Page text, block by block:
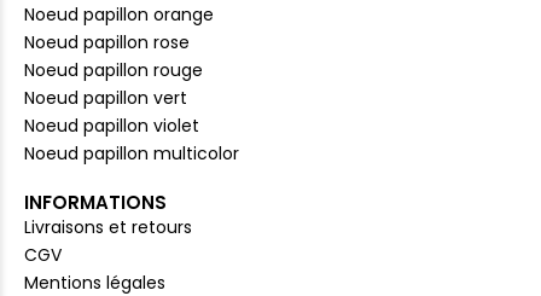
Noeud papillon orange
Noeud papillon rose
Noeud papillon rouge
Noeud papillon vert
Noeud papillon violet
Noeud papillon multicolor
INFORMATIONS
Livraisons et retours
CGV
Mentions légales